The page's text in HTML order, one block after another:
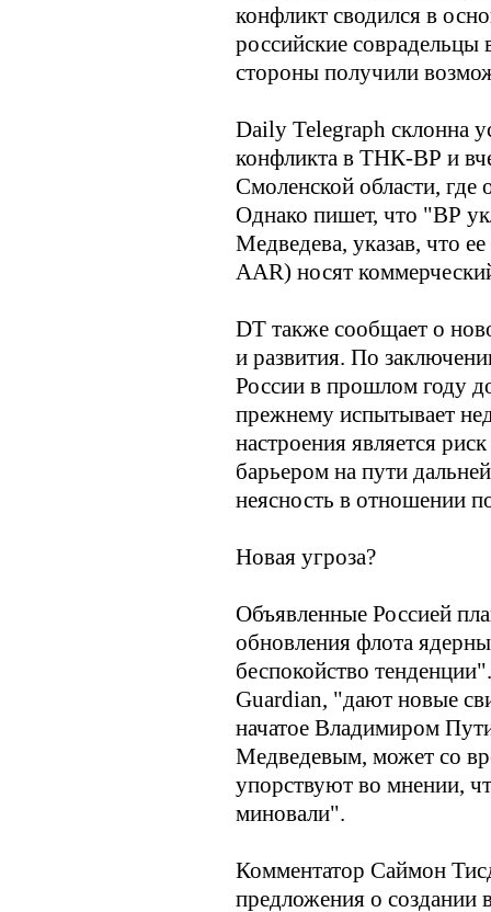
конфликт сводился в
российские соврадельцы
стороны получили
Daily Telegraph склонна
конфликта в ТНК-ВР и
Смоленской области,
Однако пишет, что "ВР
Медведева, указав, что
AAR) носят
DT также сообщает о
и развития. По
России в прошлом году
прежнему испытывает
настроения является
барьером на пути
неясность в отношении
Новая угроза?
Объявленные Россией
обновления флота
беспокойство
Guardian, "дают новые
начатое Владимиром
Медведевым, может со
упорствуют во мнении,
миновали".
Комментатор Саймон
предложения о создании